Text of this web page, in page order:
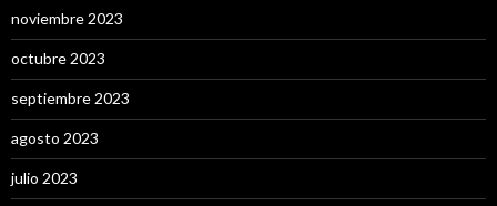
noviembre 2023
octubre 2023
septiembre 2023
agosto 2023
julio 2023